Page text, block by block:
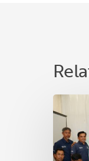
Asian
Agri
Bagikan
Premi